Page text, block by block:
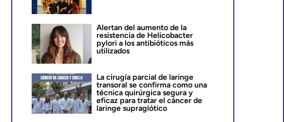
Alertan del aumento de la
resistencia de Helicobacter
pylori a los antibióticos más
utilizados
La cirugía parcial de laringe
transoral se confirma como una
técnica quirúrgica segura y
eficaz para tratar el cáncer de
laringe supraglótico